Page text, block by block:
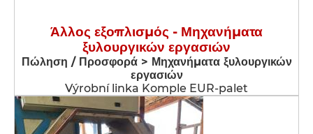
Άλλος εξοπλισμός - Μηχανήματα
ξυλουργικών εργασιών
Πώληση / Προσφορά > Μηχανήματα ξυλουργικών
εργασιών
Výrobní linka Komple EUR-palet